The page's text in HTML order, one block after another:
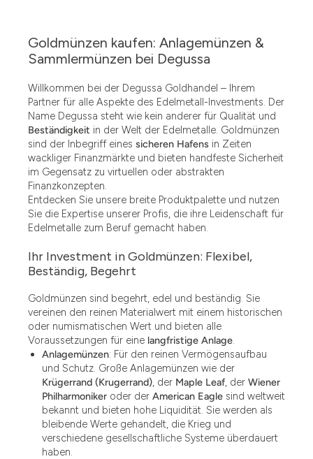
Goldmünzen kaufen: Anlagemünzen &
Sammlermünzen bei Degussa
Willkommen bei der Degussa Goldhandel – Ihrem
Partner für alle Aspekte des Edelmetall-Investments. Der
Name Degussa steht wie kein anderer für Qualität und
Beständigkeit in der Welt der Edelmetalle. Goldmünzen
sind der Inbegriff eines sicheren Hafens in Zeiten
wackliger Finanzmärkte und bieten handfeste Sicherheit
im Gegensatz zu virtuellen oder abstrakten
Finanzkonzepten.
Entdecken Sie unsere breite Produktpalette und nutzen
Sie die Expertise unserer Profis, die ihre Leidenschaft für
Edelmetalle zum Beruf gemacht haben.
Ihr Investment in Goldmünzen: Flexibel,
Beständig, Begehrt
Goldmünzen sind begehrt, edel und beständig. Sie
vereinen den reinen Materialwert mit einem historischen
oder numismatischen Wert und bieten alle
Voraussetzungen für eine langfristige Anlage.
Anlagemünzen: Für den reinen Vermögensaufbau
und Schutz. Große Anlagemünzen wie der
Krügerrand (Krugerrand), der Maple Leaf, der Wiener
Philharmoniker oder der American Eagle sind weltweit
bekannt und bieten hohe Liquidität. Sie werden als
bleibende Werte gehandelt, die Krieg und
verschiedene gesellschaftliche Systeme überdauert
haben.